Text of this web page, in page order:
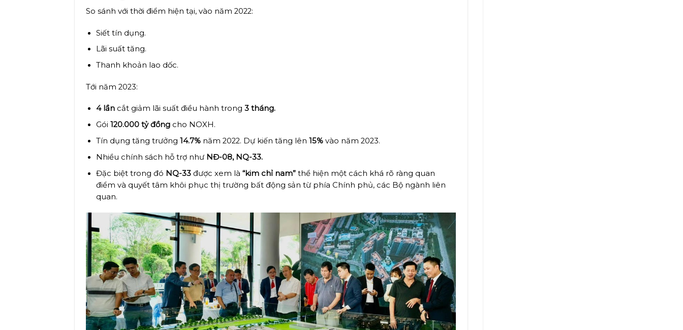
So sánh với thời điểm hiện tại, vào năm 2022:
Siết tín dụng.
Lãi suất tăng.
Thanh khoản lao dốc.
Tới năm 2023:
4 lầncắt giảm lãi suất điều hành trong 3 tháng.
Gói 120.000 tỷ đồngcho NOXH.
Tín dụng tăng trưởng 14.7%năm 2022. Dự kiến tăng lên 15%vào năm 2023.
Nhiều chính sách hỗ trợ như NĐ-08, NQ-33.
Đặc biệt trong đó NQ-33được xem là “kim chỉ nam”thể hiện một cách khá rõ ràng quan
điểm và quyết tâm khôi phục thị trường bất động sản từ phía Chính phủ, các Bộ ngành liên
quan.